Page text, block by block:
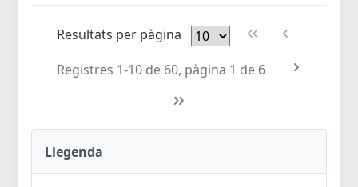
Resultats per pàgina
Registres 1-10 de 60, pàgina 1 de 6
Llegenda